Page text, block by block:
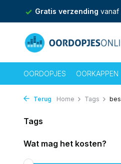
Gratis verzending
OORDOPJES OORKAPPEN
Terug Home Tags
Tags
Wat mag het kosten?